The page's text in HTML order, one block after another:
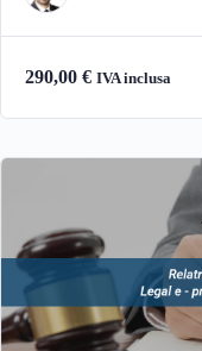
290,00 € IVA inclusa